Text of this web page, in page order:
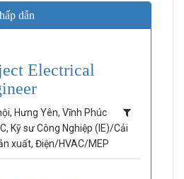
dẫn
Electrical
Hưng Yên, Vĩnh Phúc
Kỹ sư Công Nghiệp (IE)/Cải
xuất, Điện/HVAC/MEP